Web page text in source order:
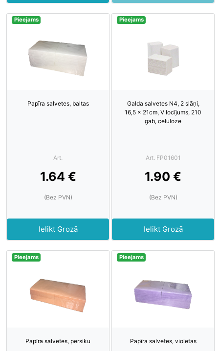
Pieejams
Papīra salvetes, baltas
Art.
1.64 €
(Bez PVN)
Ielikt Grozā
Pieejams
Galda salvetes N4, 2 slāņi,
16,5 x 21cm, V locījums, 210
gab, celuloze
Art. FP01601
1.90 €
(Bez PVN)
Ielikt Grozā
Pieejams
Papīra salvetes, persiku
Pieejams
Papīra salvetes, violetas